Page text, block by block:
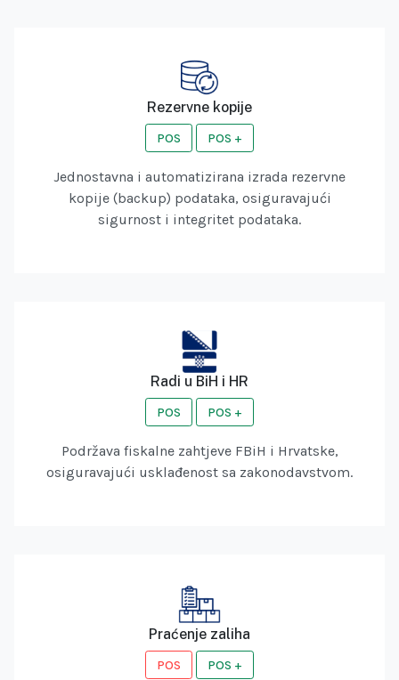
Rezervne kopije
POS POS +
Jednostavna i automatizirana izrada rezervne
kopije (backup) podataka, osiguravajući
sigurnost i integritet podataka.
Radi u BiH i HR
POS POS +
Podržava fiskalne zahtjeve FBiH i Hrvatske,
osiguravajući usklađenost sa zakonodavstvom.
Praćenje zaliha
POS POS +